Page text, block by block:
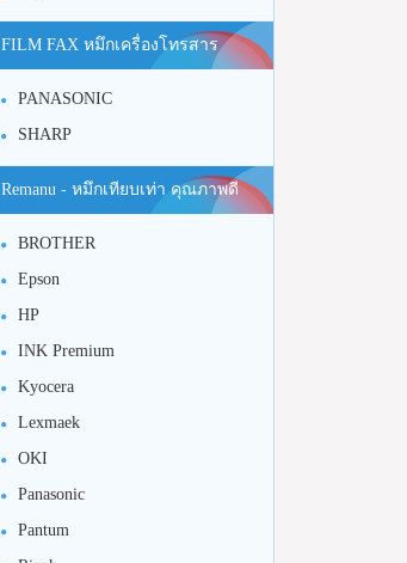
FILM FAX หมึกเครื่องโทรสาร
PANASONIC
SHARP
Remanu - หมึกเทียบเท่า คุณภาพดี
BROTHER
Epson
HP
INK Premium
Kyocera
Lexmaek
OKI
Panasonic
Pantum